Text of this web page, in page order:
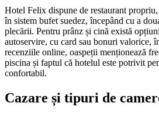
Hotel Felix dispune de restaurant
în sistem bufet suedez, începând cu a
plecării. Pentru prânz și cină există
autoservire, cu card sau bonuri valorice,
recenziile online, oaspeții menționează
piscina și faptul că hotelul este potrivit
confortabil.
Cazare și tipuri de